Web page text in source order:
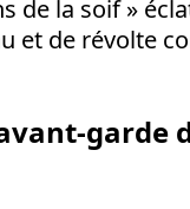
de la soif »
et de révolte
garde